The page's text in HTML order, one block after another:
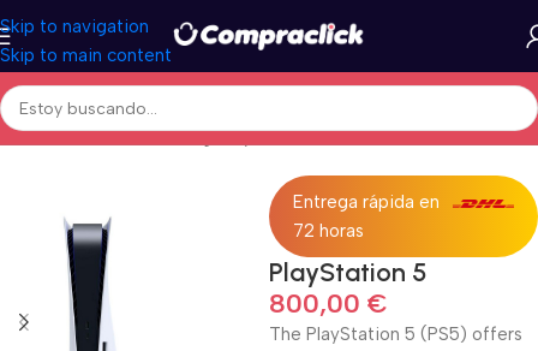
Skip to navigation
Skip to main content
Inicio/Electrónica/Gaming/PlayStation/Consolas
Entrega rápida en
72 horas
PlayStation 5
800,00 €
The PlayStation 5 (PS5) offers